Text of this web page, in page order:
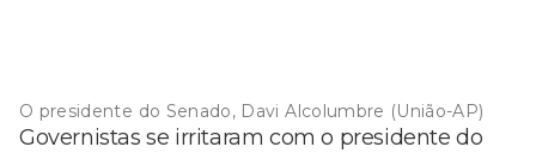
O presidente do Senado, Davi Alcolumbre (União-AP)
Governistas se irritaram com o presidente do